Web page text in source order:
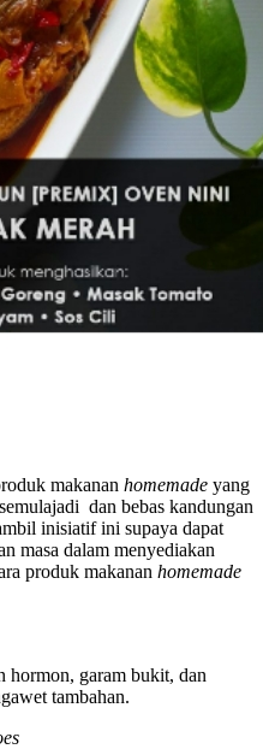
makanan homemade yang
dan bebas kandungan
inisiatif ini supaya dapat
masa dalam menyediakan
produk makanan homemade
hormon, garam bukit, dan
tambahan.